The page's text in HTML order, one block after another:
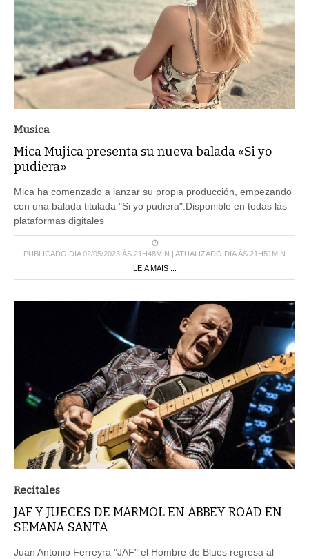
Musica
Mica Mujica presenta su nueva balada «Si yo
pudiera»
Mica ha comenzado a lanzar su propia producción, empezando
con una balada titulada "Si yo pudiera".Disponible en todas las
plataformas digitales
PUBLICADO DIA 02/05/2023 ÀS 21H48MIN | ATUALIZADO DIA ÀS 21H51MIN
LEIA MAIS ...
Recitales
JAF Y JUECES DE MARMOL EN ABBEY ROAD EN
SEMANA SANTA
Juan Antonio Ferreyra "JAF" el Hombre de Blues regresa al